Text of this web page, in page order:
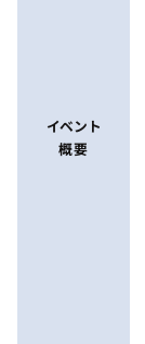
イベント
概要